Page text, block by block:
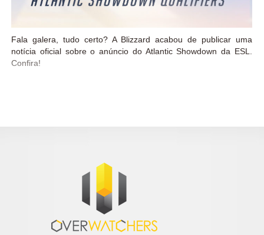
Fala galera, tudo certo? A Blizzard acabou de publicar uma
notícia oficial sobre o anúncio do Atlantic Showdown da ESL.
Confira!